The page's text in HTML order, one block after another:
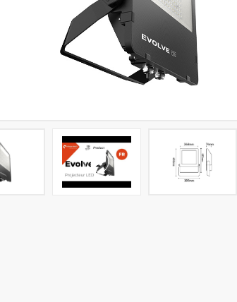
LED tracklights
Smartlighting
Half waterdichte armaturen
Plafond & wandarmaturen